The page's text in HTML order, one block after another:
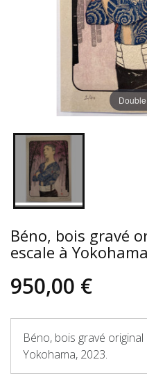
Béno, bois gravé
escale à
950,00 €
Béno, bois gravé
Yokohama, 2023.